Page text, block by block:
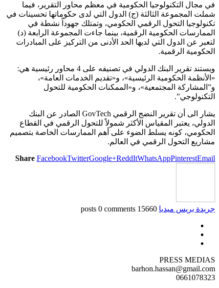
في مجال التكنولوجيا الحكومية في معظم محاور التقرير، فيما
شملت المجموعة الثالثة (ج) الدول التي لدى حكوماتها تحسينات في
تكنولوجيا التحول الرقمي الحكومي، وتمتلك جهوداً نشطة في
الممارسات الحكومية الرقمية، بينما جاءت المجموعة الرابعة (د)
لتعبر عن الدول التي لديها الحد الأدنى من التركيز على المبادرات
الحكومية الرقمية.
ويستند تقرير البنك الدولي في تصنيفه على 4 محاور رئيسية هي:
«الأنظمة الحكومية الرئيسية»، و«تقديم الخدمات العامة»،
و”المشاركة المجتمعية»، و«الممكنات الحكومية للتحول
التكنولوجي”.
يشار الى أن تقرير النضج الرقمي GovTech الصادر عن البنك
الدولي، يعتبر المقياس الأكثر شمولاً للتحول الرقمي في القطاع
الحكومي، كونه يسلط الضوء على أهم الممارسات الخاصة بتصميم
مشاريع التحول الرقمي في العالم.
Share FacebookTwitterGoogle+ReddItWhatsAppPinterestEmail
جريدة بريس ميديا 15660 posts
0 comments
PRESS MEDIAS
barhon.hassan@gmail.com
0661078323